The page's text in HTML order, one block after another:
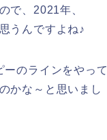
で、2021年、
うんですよね♪
のラインをやって
かな～と思いまし